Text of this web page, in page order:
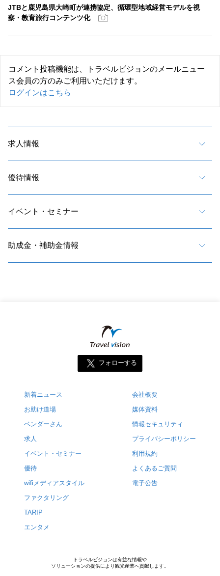
JTBと鹿児島県大崎町が連携協定、循環型地域経営モデルを視
察・教育旅行コンテンツ化
コメント投稿機能は、トラベルビジョンのメールニュー
ス会員の方のみご利用いただけます。
ログインはこちら
求人情報
優待情報
イベント・セミナー
助成金・補助金情報
フォローする
新着ニュース
お助け道場
ベンダーさん
求人
イベント・セミナー
優待
wifiメディアスタイル
ファクタリング
TARIP
エンタメ
会社概要
媒体資料
情報セキュリティ
プライバシーポリシー
利用規約
よくあるご質問
電子公告
トラベルビジョンは有益な情報や
ソリューションの提供により観光産業へ貢献します。